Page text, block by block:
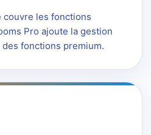
couvre les fonctions
Pro ajoute la gestion
fonctions premium.